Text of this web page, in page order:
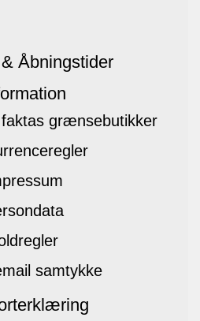
Åbningstider
grænsebutikker
samtykke